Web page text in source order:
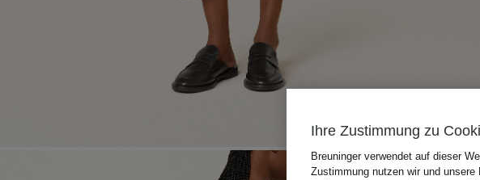
Ihre Zustimmung zu
Breuninger verwendet auf dieser
Zustimmung nutzen wir und